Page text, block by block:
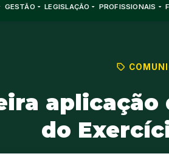
GESTÃO LEGISLAÇÃO PROFISSIONAIS
aplicação
do